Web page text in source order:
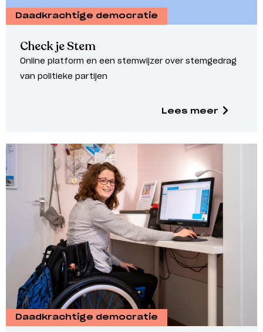
Daadkrachtige democratie
Check je Stem
Online platform en een stemwijzer over stemgedrag
van politieke partijen
Lees meer
Daadkrachtige democratie